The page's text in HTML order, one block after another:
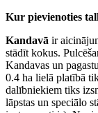
Kur pievienoties
Kandavā ir
stādīt kokus.
Kandavas un
0.4 ha lielā platībā
dalībniekiem tiks
lāpstas un speciālo